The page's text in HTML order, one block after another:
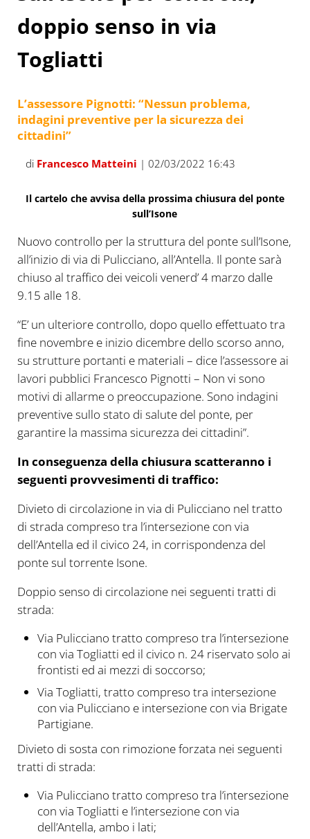
doppio senso in via
Togliatti
L’assessore Pignotti: “Nessun problema,
indagini preventive per la sicurezza dei
cittadini”
di Francesco Matteini | 02/03/2022 16:43
Il cartelo che avvisa della prossima chiusura del ponte
sull’Isone
Nuovo controllo per la struttura del ponte sull’Isone,
all’inizio di via di Pulicciano, all’Antella. Il ponte sarà
chiuso al traffico dei veicoli venerd’ 4 marzo dalle
9.15 alle 18.
“E’ un ulteriore controllo, dopo quello effettuato tra
fine novembre e inizio dicembre dello scorso anno,
su strutture portanti e materiali – dice l’assessore ai
lavori pubblici Francesco Pignotti – Non vi sono
motivi di allarme o preoccupazione. Sono indagini
preventive sullo stato di salute del ponte, per
garantire la massima sicurezza dei cittadini”.
In conseguenza della chiusura scatteranno i
seguenti provvesimenti di traffico:
Divieto di circolazione in via di Pulicciano nel tratto
di strada compreso tra l’intersezione con via
dell’Antella ed il civico 24, in corrispondenza del
ponte sul torrente Isone.
Doppio senso di circolazione nei seguenti tratti di
strada:
Via Pulicciano tratto compreso tra l’intersezione
con via Togliatti ed il civico n. 24 riservato solo ai
frontisti ed ai mezzi di soccorso;
Via Togliatti, tratto compreso tra intersezione
con via Pulicciano e intersezione con via Brigate
Partigiane.
Divieto di sosta con rimozione forzata nei seguenti
tratti di strada:
Via Pulicciano tratto compreso tra l’intersezione
con via Togliatti e l’intersezione con via
dell’Antella, ambo i lati;